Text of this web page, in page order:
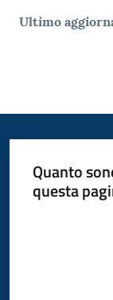
Ultimo
Quanto
questa